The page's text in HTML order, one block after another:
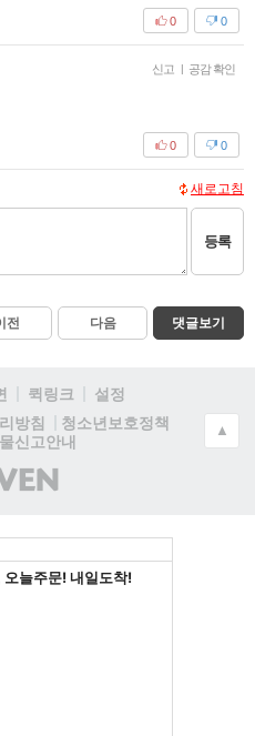
0
0
신고 | 공감 확인
0
0
새로고침
등록
전 다음 댓글보기
퀵링크
설정
방침
청소년보호정책
신고안내
(주)
인
▲